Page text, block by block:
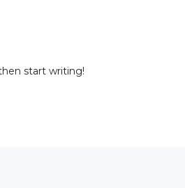
start writing!